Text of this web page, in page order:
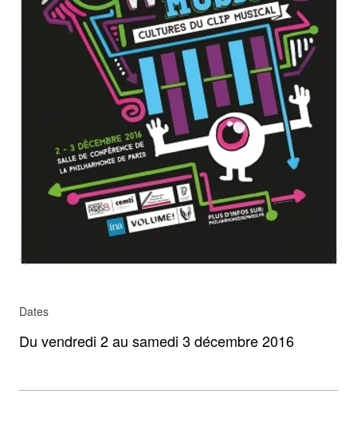
Dates
Du vendredi 2 au samedi 3 décembre 2016